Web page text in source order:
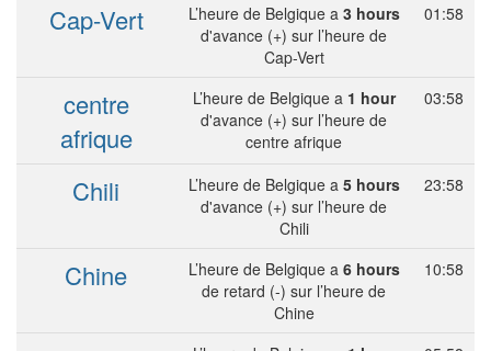
Cap-Vert L’heure de Belgique a 3 hours
d'avance (+) sur l’heure de
Cap-Vert
01:58
centre
afrique
L’heure de Belgique a 1 hour
d'avance (+) sur l’heure de
centre afrique
03:58
Chili L’heure de Belgique a 5 hours
d'avance (+) sur l’heure de
Chili
23:58
Chine L’heure de Belgique a 6 hours
de retard (-) sur l’heure de
Chine
10:58